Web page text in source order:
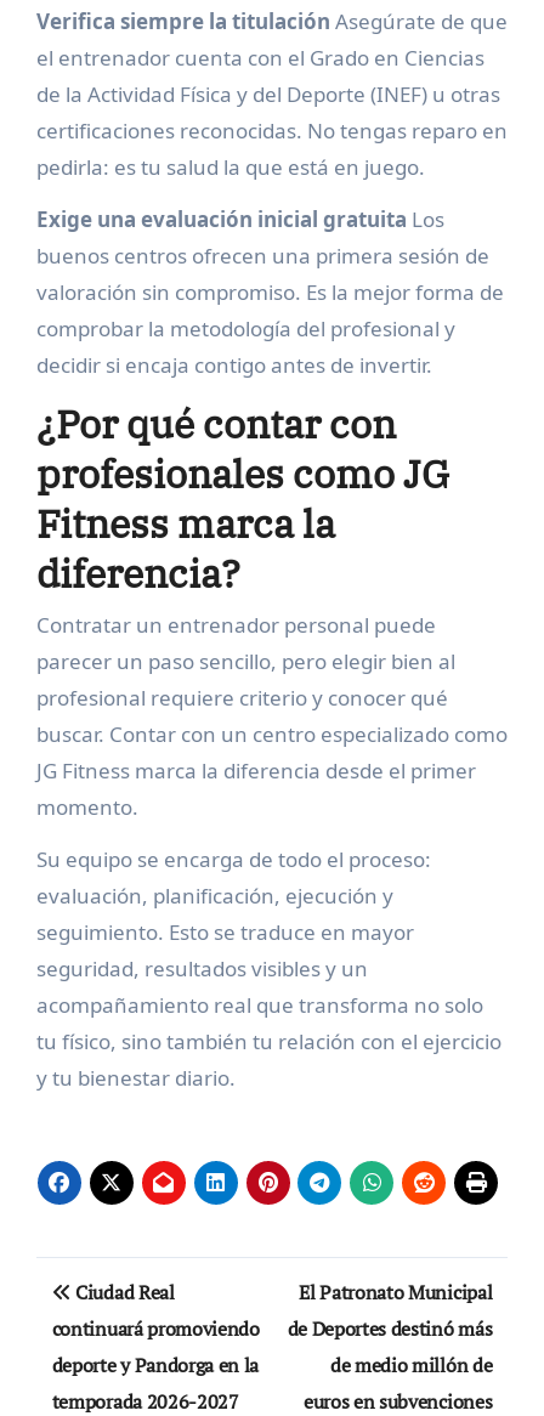
Verifica siempre la titulación Asegúrate de que
el entrenador cuenta con el Grado en Ciencias
de la Actividad Física y del Deporte (INEF) u otras
certificaciones reconocidas. No tengas reparo en
pedirla: es tu salud la que está en juego.
Exige una evaluación inicial gratuita Los
buenos centros ofrecen una primera sesión de
valoración sin compromiso. Es la mejor forma de
comprobar la metodología del profesional y
decidir si encaja contigo antes de invertir.
¿Por qué contar con
profesionales como JG
Fitness marca la
diferencia?
Contratar un entrenador personal puede
parecer un paso sencillo, pero elegir bien al
profesional requiere criterio y conocer qué
buscar. Contar con un centro especializado como
JG Fitness marca la diferencia desde el primer
momento.
Su equipo se encarga de todo el proceso:
evaluación, planificación, ejecución y
seguimiento. Esto se traduce en mayor
seguridad, resultados visibles y un
acompañamiento real que transforma no solo
tu físico, sino también tu relación con el ejercicio
y tu bienestar diario.
Navegación
de
entradas
Ciudad Real
continuará promoviendo
deporte y Pandorga en la
temporada 2026-2027
El Patronato Municipal
de Deportes destinó más
de medio millón de
euros en subvenciones